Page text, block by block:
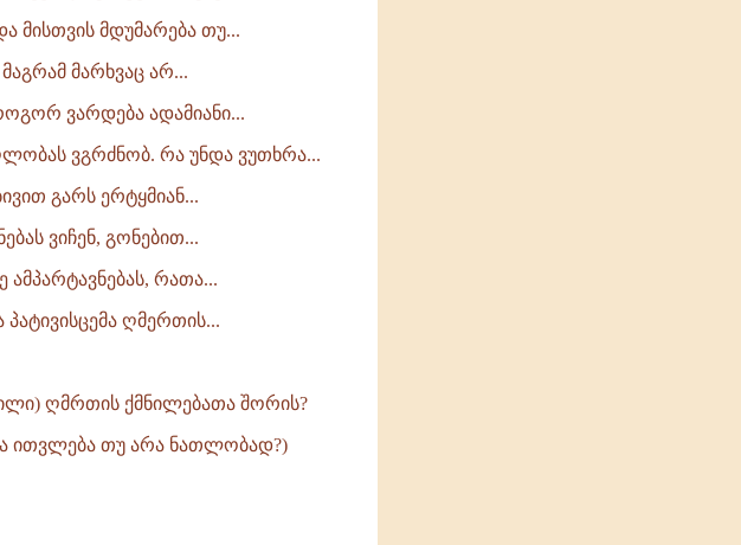
მისთვის მდუმარება თუ...
მარხვაც არ...
ვარდება ადამიანი...
ვგრძნობ. რა უნდა ვუთხრა...
გარს ერტყმიან...
ვიჩენ, გონებით...
რათა...
ღმერთის...
ღმრთის ქმნილებათა შორის?
ითვლება თუ არა ნათლობად?)